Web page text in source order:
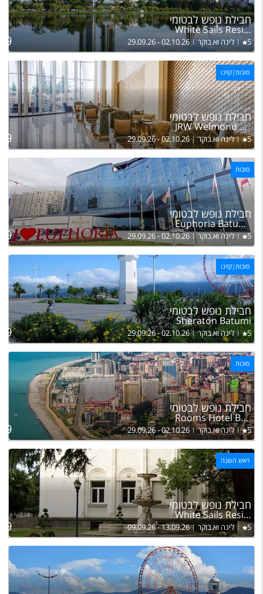
חבילת נופש לבטומי
White Sails Residential Hotel
5 לינה וא.בוקר 29.09.26 - 02.10.26
סוכות|קזינו
חבילת נופש לבטומי
JRW Welmond Hotel & Casino Batumi
5 לינה וא.בוקר 29.09.26 - 02.10.26
סוכות
חבילת נופש לבטומי
Euphoria Batumi Hotel
5 לינה וא.בוקר 29.09.26 - 02.10.26
סוכות|קזינו
חבילת נופש לבטומי
Sheraton Batumi
5 לינה וא.בוקר 29.09.26 - 02.10.26
סוכות
חבילת נופש לבטומי
Rooms Hotel Batumi
5 לינה וא.בוקר 29.09.26 - 02.10.26
ראש השנה
חבילת נופש לבטומי
White Sails Residential Hotel
5 לינה וא.בוקר 09.09.26 - 13.09.26